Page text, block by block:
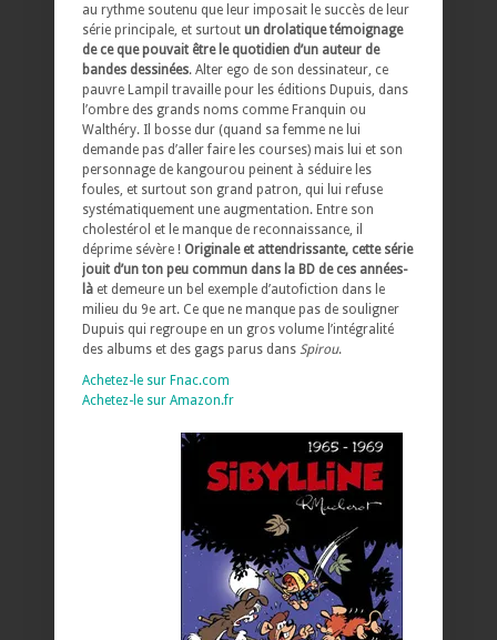
au rythme soutenu que leur imposait le succès de leur
série principale, et surtout un drolatique témoignage
de ce que pouvait être le quotidien d’un auteur de
bandes dessinées. Alter ego de son dessinateur, ce
pauvre Lampil travaille pour les éditions Dupuis, dans
l’ombre des grands noms comme Franquin ou
Walthéry. Il bosse dur (quand sa femme ne lui
demande pas d’aller faire les courses) mais lui et son
personnage de kangourou peinent à séduire les
foules, et surtout son grand patron, qui lui refuse
systématiquement une augmentation. Entre son
cholestérol et le manque de reconnaissance, il
déprime sévère ! Originale et attendrissante, cette série
jouit d’un ton peu commun dans la BD de ces années-
là et demeure un bel exemple d’autofiction dans le
milieu du 9e art. Ce que ne manque pas de souligner
Dupuis qui regroupe en un gros volume l’intégralité
des albums et des gags parus dans Spirou.
Achetez-le sur Fnac.com
Achetez-le sur Amazon.fr